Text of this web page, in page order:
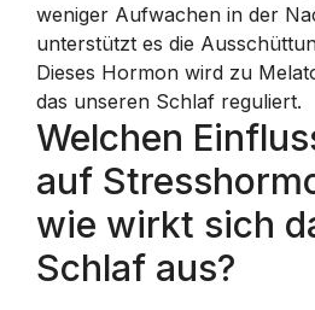
weniger Aufwachen in der
unterstützt es die
Dieses Hormon wird zu
das unseren Schlaf reguliert.
Welchen
auf
wie wirkt sich
Schlaf aus?